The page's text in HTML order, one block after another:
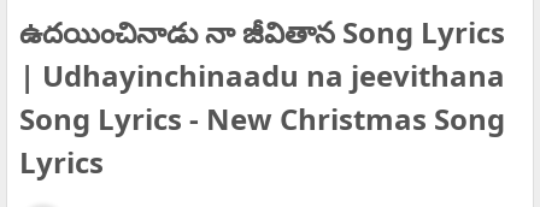
ఉదయించినాడు నా జీవితాన Song Lyrics
| Udhayinchinaadu na jeevithana
Song Lyrics - New Christmas Song
Lyrics